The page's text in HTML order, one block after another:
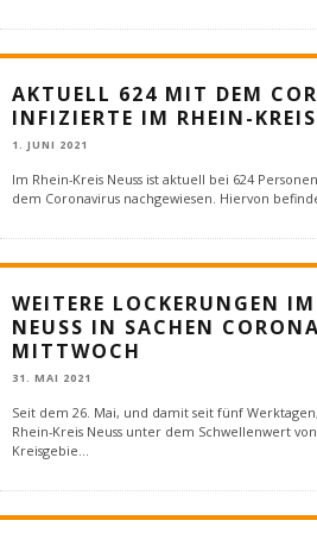
AKTUELL 624 MIT DEM
INFIZIERTE IM RHEIN-
1. JUNI 2021
Im Rhein-Kreis Neuss ist aktuell bei 624
dem Coronavirus nachgewiesen. Hiervon
WEITERE LOCKERUNGEN
NEUSS IN SACHEN
MITTWOCH
31. MAI 2021
Seit dem 26. Mai, und damit seit fünf
Rhein-Kreis Neuss unter dem Schwellenwert
Kreisgebie...